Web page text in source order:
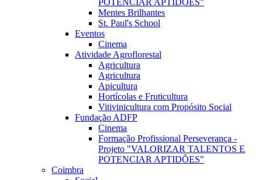
Mentes Brilhantes
St. Paul's School
Eventos
Cinema
Atividade Agroflorestal
Agricultura
Agricultura
Apicultura
Hortícolas e Fruticultura
Vitivinicultura com Propósito Social
Fundação ADFP
Cinema
Formação Profissional Perseverança -
Projeto "VALORIZAR TALENTOS E
POTENCIAR APTIDÕES"
Coimbra